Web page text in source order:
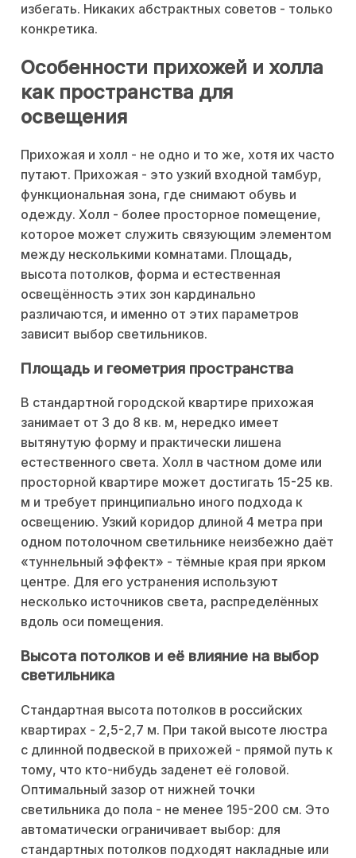
избегать. Никаких абстрактных советов - только
конкретика.
Особенности прихожей и холла
как пространства для
освещения
Прихожая и холл - не одно и то же, хотя их часто
путают. Прихожая - это узкий входной тамбур,
функциональная зона, где снимают обувь и
одежду. Холл - более просторное помещение,
которое может служить связующим элементом
между несколькими комнатами. Площадь,
высота потолков, форма и естественная
освещённость этих зон кардинально
различаются, и именно от этих параметров
зависит выбор светильников.
Площадь и геометрия пространства
В стандартной городской квартире прихожая
занимает от 3 до 8 кв. м, нередко имеет
вытянутую форму и практически лишена
естественного света. Холл в частном доме или
просторной квартире может достигать 15-25 кв.
м и требует принципиально иного подхода к
освещению. Узкий коридор длиной 4 метра при
одном потолочном светильнике неизбежно даёт
«туннельный эффект» - тёмные края при ярком
центре. Для его устранения используют
несколько источников света, распределённых
вдоль оси помещения.
Высота потолков и её влияние на выбор
светильника
Стандартная высота потолков в российских
квартирах - 2,5-2,7 м. При такой высоте люстра
с длинной подвеской в прихожей - прямой путь к
тому, что кто-нибудь заденет её головой.
Оптимальный зазор от нижней точки
светильника до пола - не менее 195-200 см. Это
автоматически ограничивает выбор: для
стандартных потолков подходят накладные или